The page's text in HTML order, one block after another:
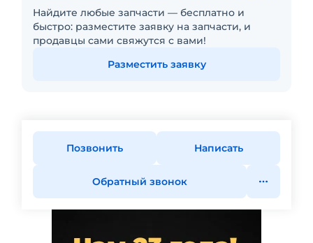
Найдите любые запчасти — бесплатно и
быстро: разместите заявку на запчасти, и
продавцы сами свяжутся с вами!
Разместить заявку
Позвонить Написать
Обратный звонок